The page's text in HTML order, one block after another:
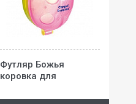
Футляр Божья
коровка для